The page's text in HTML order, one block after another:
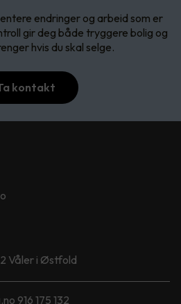
endringer og arbeid som er
gir deg både tryggere bolig og
hvis du skal selge.
kontakt
Våler i Østfold
916 175 132